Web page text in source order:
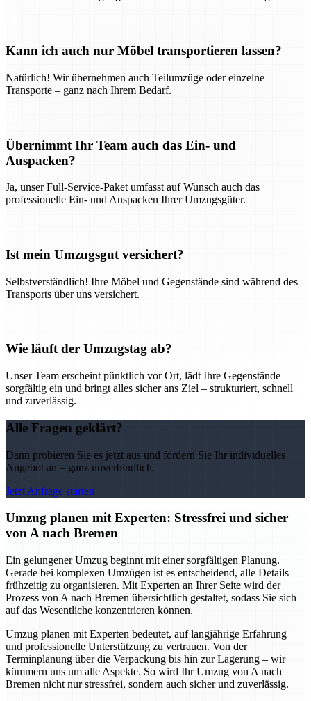
Kann ich auch nur Möbel transportieren lassen?
Natürlich! Wir übernehmen auch Teilumzüge oder einzelne
Transporte – ganz nach Ihrem Bedarf.
Übernimmt Ihr Team auch das Ein- und
Auspacken?
Ja, unser Full-Service-Paket umfasst auf Wunsch auch das
professionelle Ein- und Auspacken Ihrer Umzugsgüter.
Ist mein Umzugsgut versichert?
Selbstverständlich! Ihre Möbel und Gegenstände sind während des
Transports über uns versichert.
Wie läuft der Umzugstag ab?
Unser Team erscheint pünktlich vor Ort, lädt Ihre Gegenstände
sorgfältig ein und bringt alles sicher ans Ziel – strukturiert, schnell
und zuverlässig.
Alle Fragen geklärt?
Dann probieren Sie es jetzt aus und fordern Sie Ihr individuelles
Angebot an – ganz unverbindlich.
Jetzt Anfrage starten
Umzug planen mit Experten: Stressfrei und sicher
von A nach Bremen
Ein gelungener Umzug beginnt mit einer sorgfältigen Planung.
Gerade bei komplexen Umzügen ist es entscheidend, alle Details
frühzeitig zu organisieren. Mit Experten an Ihrer Seite wird der
Prozess von A nach Bremen übersichtlich gestaltet, sodass Sie sich
auf das Wesentliche konzentrieren können.
Umzug planen mit Experten bedeutet, auf langjährige Erfahrung
und professionelle Unterstützung zu vertrauen. Von der
Terminplanung über die Verpackung bis hin zur Lagerung – wir
kümmern uns um alle Aspekte. So wird Ihr Umzug von A nach
Bremen nicht nur stressfrei, sondern auch sicher und zuverlässig.